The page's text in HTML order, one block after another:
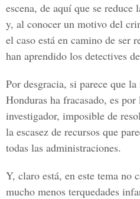
escena, de aquí que se reduce
y, al conocer un motivo del
el caso está en camino de ser
han aprendido los detectives
Por desgracia, si parece que
Honduras ha fracasado, es
investigador, imposible de
la escasez de recursos que
todas las administraciones.
Y, claro está, en este tema no
mucho menos terquedades